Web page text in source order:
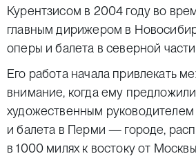
Курентзисом в 2004 году во
главным дирижером в
оперы и балета в северной
Его работа начала привлекать
внимание, когда ему предложили
художественным
и балета в Перми — городе,
в 1000 милях к востоку от